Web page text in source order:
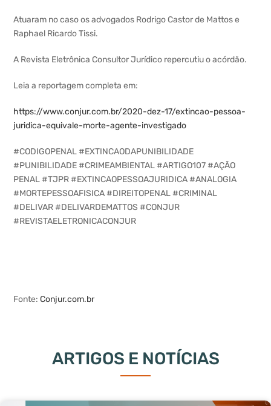
Atuaram no caso os advogados Rodrigo Castor de Mattos e
Raphael Ricardo Tissi.
A Revista Eletrônica Consultor Jurídico repercutiu o acórdão.
Leia a reportagem completa em:
https://www.conjur.com.br/2020-dez-17/extincao-pessoa-
juridica-equivale-morte-agente-investigado
#CODIGOPENAL #EXTINCAODAPUNIBILIDADE
#PUNIBILIDADE #CRIMEAMBIENTAL #ARTIGO107 #AÇÃO
PENAL #TJPR #EXTINCAOPESSOAJURIDICA #ANALOGIA
#MORTEPESSOAFISICA #DIREITOPENAL #CRIMINAL
#DELIVAR #DELIVARDEMATTOS #CONJUR
#REVISTAELETRONICACONJUR
Fonte:Conjur.com.br
ARTIGOS E NOTÍCIAS